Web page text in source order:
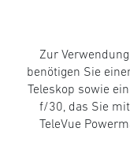
Zur
benötigen Sie
Teleskop sowie
f/30, das Sie
TeleVue